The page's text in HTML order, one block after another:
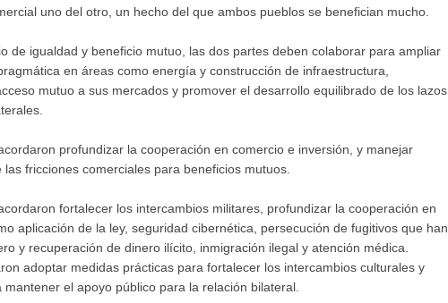
uno del otro, un hecho del que ambos pueblos se benefician mucho.
de igualdad y beneficio mutuo, las dos partes deben colaborar para ampliar
en áreas como energía y construcción de infraestructura,
mutuo a sus mercados y promover el desarrollo equilibrado de los lazos
profundizar la cooperación en comercio e inversión, y manejar
fricciones comerciales para beneficios mutuos.
fortalecer los intercambios militares, profundizar la cooperación en
aplicación de la ley, seguridad cibernética, persecución de fugitivos que han
y recuperación de dinero ilícito, inmigración ilegal y atención médica.
adoptar medidas prácticas para fortalecer los intercambios culturales y
mantener el apoyo público para la relación bilateral.